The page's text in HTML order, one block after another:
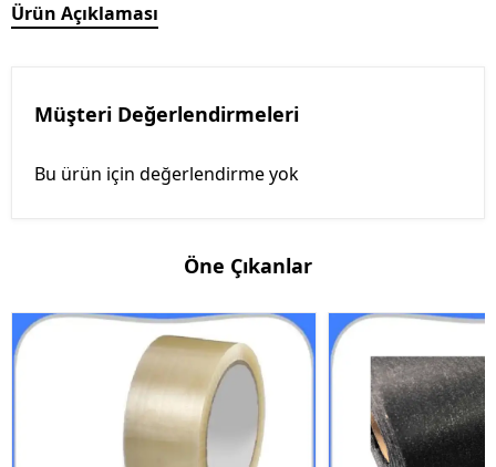
Ürün Açıklaması
Müşteri Değerlendirmeleri
Bu ürün için değerlendirme yok
Öne Çıkanlar